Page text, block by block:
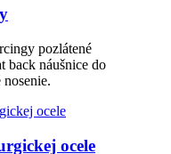
pozlátené
back náušnice do
nosenie.
ocele